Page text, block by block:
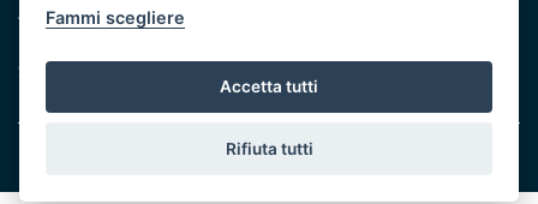
Atti di notifica
Servizi Intranet
© Regione Puglia
Fammi scegliere
Accetta tutti
Rifiuta tutti